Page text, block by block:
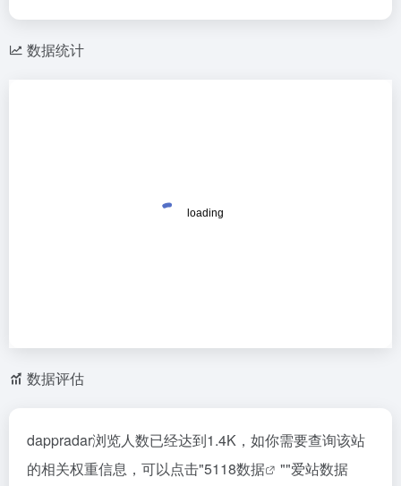
数据统计
数据评估
dappradar浏览人数已经达到1.4K，如你需要查询该站
的相关权重信息，可以点击"5118数据 ""爱站数据